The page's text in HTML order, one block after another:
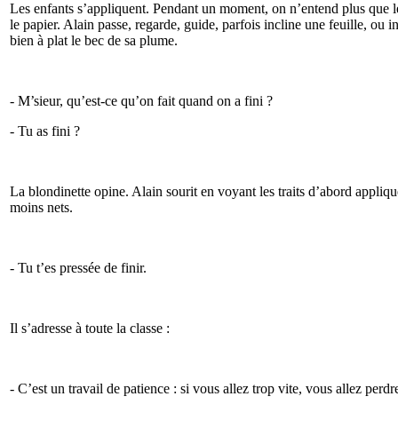
Les enfants s’appliquent. Pendant un moment, on n’entend plus que
le papier. Alain passe, regarde, guide, parfois incline une feuille, ou
bien à plat le bec de sa plume.
- M’sieur, qu’est-ce qu’on fait quand on a fini ?
- Tu as fini ?
La blondinette opine. Alain sourit en voyant les traits d’abord
moins nets.
- Tu t’es pressée de finir.
Il s’adresse à toute la classe :
- C’est un travail de patience : si vous allez trop vite, vous allez